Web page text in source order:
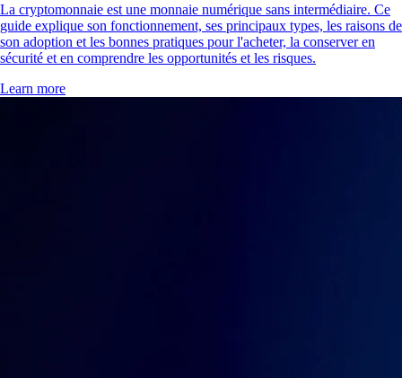
La cryptomonnaie est une monnaie numérique sans intermédiaire. Ce
guide explique son fonctionnement, ses principaux types, les raisons de
son adoption et les bonnes pratiques pour l'acheter, la conserver en
sécurité et en comprendre les opportunités et les risques.
Learn more